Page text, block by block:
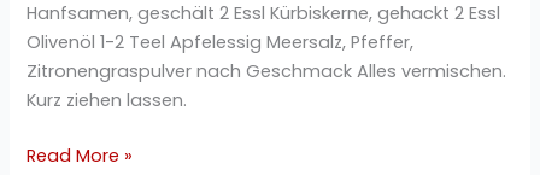
Hanfsamen, geschält 2 Essl Kürbiskerne, gehackt 2 Essl
Olivenöl 1-2 Teel Apfelessig Meersalz, Pfeffer,
Zitronengraspulver nach Geschmack Alles vermischen.
Kurz ziehen lassen.
Read More »